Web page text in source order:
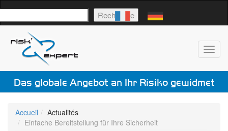
Recherche
Das globale Angebot an Ihr Risiko gewidmet
Accueil
Actualités
Einfache Bereitstellung für Ihre Sicherheit